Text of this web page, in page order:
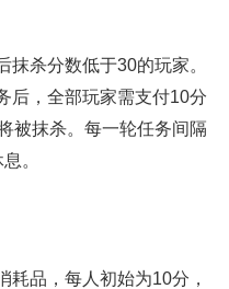
杀分数低于30的玩家。
后，全部玩家需支付10分
被抹杀。每一轮任务间隔
。
耗品，每人初始为10分，